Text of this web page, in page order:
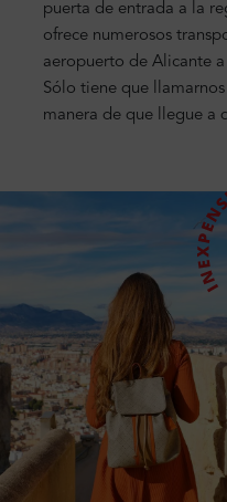
puerta de entrada a la
ofrece numerosos
aeropuerto de Alicante
Sólo tiene que
manera de que llegue a